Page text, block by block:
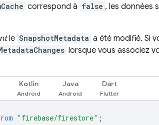
correspond à false , les données
le SnapshotMetadata a été modifié. Si
lorsque vous associez
Kotlin Java Dart
"firebase/firestore" ;